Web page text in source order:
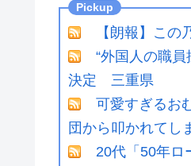
【朗報】こ
“外国人の職
決定 三重県
可愛すぎるお
団から叩かれてし
20代「50年ロ